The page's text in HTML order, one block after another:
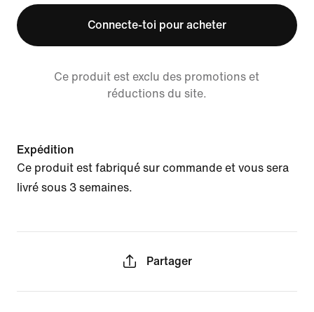
Connecte-toi pour acheter
Ce produit est exclu des promotions et
réductions du site.
Expédition
Ce produit est fabriqué sur commande et vous sera
livré sous 3 semaines.
Partager